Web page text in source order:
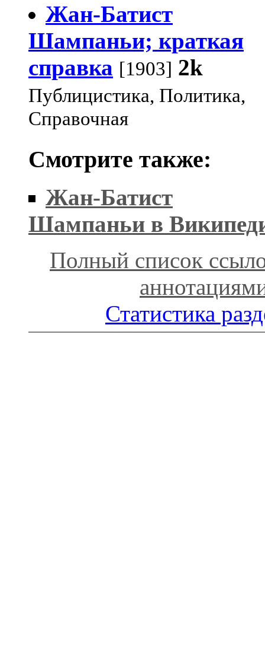
Жан-Батист
Шампаньи; краткая
справка [1903] 2k
Публицистика, Политика,
Справочная
Смотрите также:
Жан-Батист
Шампаньи в
Полный список
Статистика